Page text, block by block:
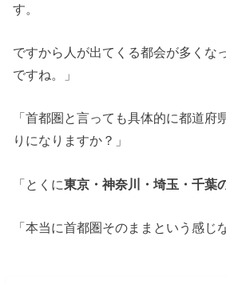
す。
ですから人が出てくる都会が多くな
ですね。」
「首都圏と言っても具体的に都道府
りになりますか？」
「とくに東京・神奈川・埼玉・千葉
「本当に首都圏そのままという感じ